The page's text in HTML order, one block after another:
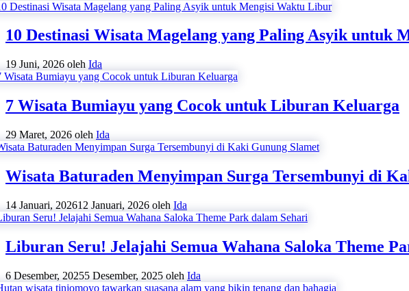
10 Destinasi Wisata Magelang yang Paling Asyik untuk
19 Juni, 2026 oleh Ida
7 Wisata Bumiayu yang Cocok untuk Liburan Keluarga
29 Maret, 2026 oleh Ida
Wisata Baturaden Menyimpan Surga Tersembunyi di
14 Januari, 202612 Januari, 2026 oleh Ida
Liburan Seru! Jelajahi Semua Wahana Saloka Theme
6 Desember, 20255 Desember, 2025 oleh Ida